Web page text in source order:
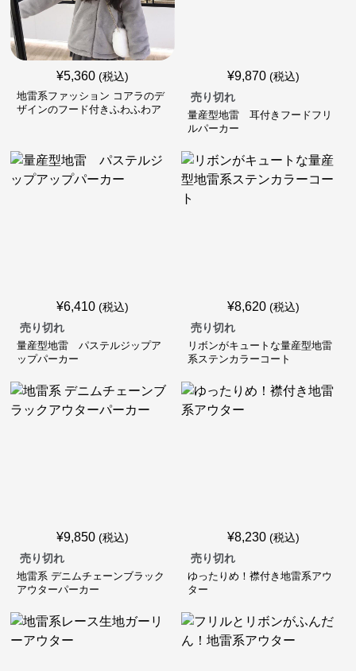
¥5,360 (税込)
地雷系ファッション コアラのデ
ザインのフード付きふわふわア
¥9,870 (税込)
売り切れ
量産型地雷 耳付きフードフリ
ルパーカー
¥6,410 (税込)
売り切れ
量産型地雷 パステルジップア
ップパーカー
¥8,620 (税込)
売り切れ
リボンがキュートな量産型地雷
系ステンカラーコート
¥9,850 (税込)
売り切れ
地雷系 デニムチェーンブラック
アウターパーカー
¥8,230 (税込)
売り切れ
ゆったりめ！襟付き地雷系アウ
ター